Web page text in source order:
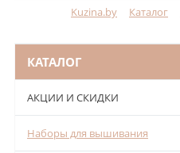
Kuzina.by Каталог
КАТАЛОГ
АКЦИИ И СКИДКИ
Наборы для вышивания